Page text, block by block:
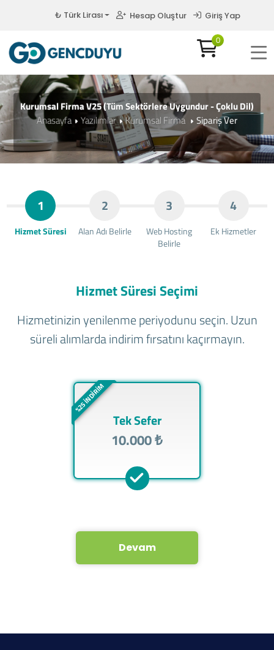
₺ Türk Lirası Hesap Oluştur Giriş Yap
0
Kurumsal Firma V25 (Tüm Sektörlere Uygundur - Çoklu Dil)
Anasayfa
Yazılımlar Kurumsal Firma Sipariş Ver
1
Hizmet Süresi
2
Alan Adı Belirle
3
Web Hosting
Belirle
4
Ek Hizmetler
Hizmet Süresi Seçimi
Hizmetinizin yenilenme periyodunu seçin. Uzun
süreli alımlarda indirim fırsatını kaçırmayın.
%25 İNDİRİM
Tek Sefer
10.000 ₺
Devam